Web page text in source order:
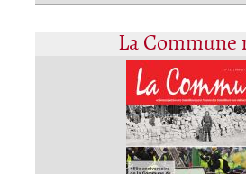
La Commune